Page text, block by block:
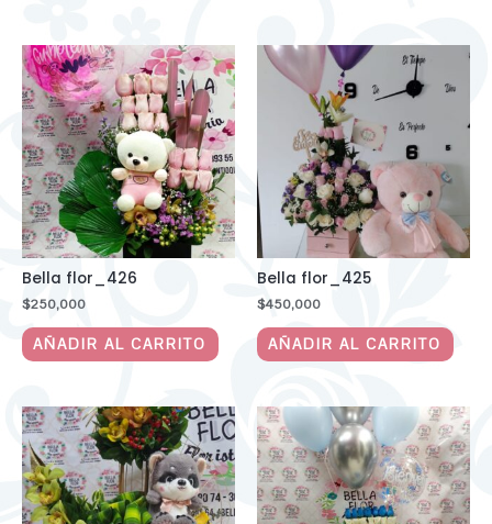
Bella flor_426
$250,000
AÑADIR AL CARRITO
Bella flor_425
$450,000
AÑADIR AL CARRITO